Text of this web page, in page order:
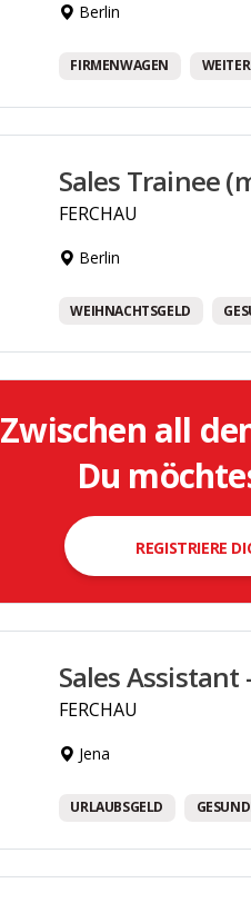
Berlin
FIRMENWAGEN
Sales Trainee
FERCHAU
Berlin
WEIHNACHTSGELD
Zwischen all
Du
REGISTRIERE
Sales
FERCHAU
Jena
URLAUBSGELD